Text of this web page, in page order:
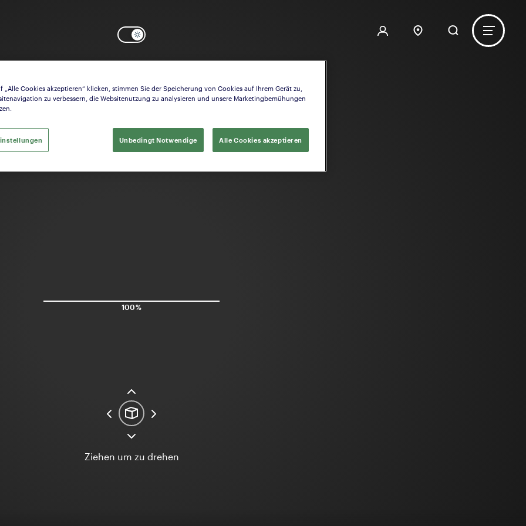
Sie Hilfe? Starten Sie die Konfiguration der Schaft OK
100%
Ziehen um zu drehen
„Alle Cookies akzeptieren“ klicken, stimmen Sie der Speicherung von Cookies auf Ihrem Gerät zu,
zu verbessern, die Websitenutzung zu analysieren und unsere Marketingbemühungen
Unbedingt Notwendige Alle Cookies akzeptieren